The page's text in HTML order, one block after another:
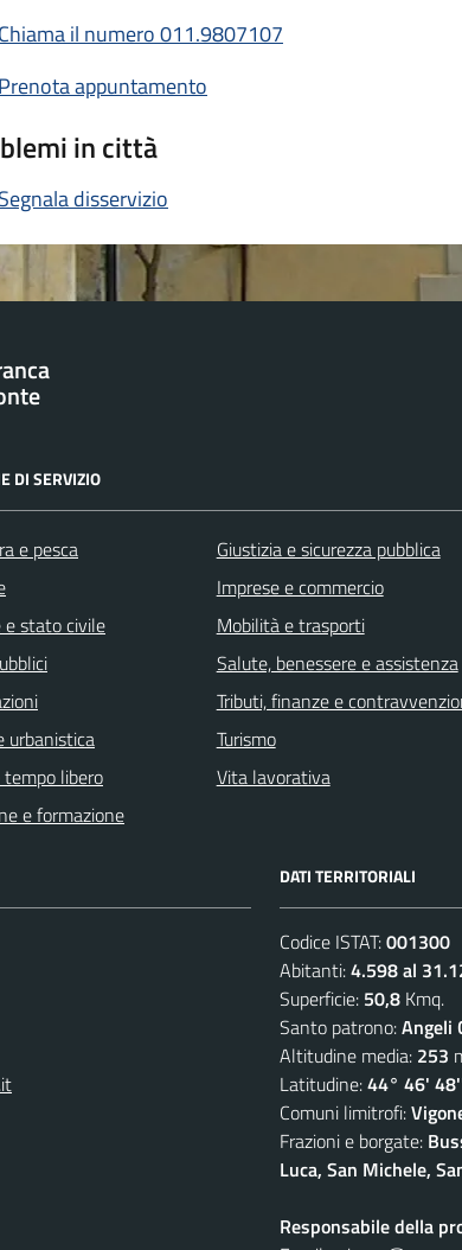
Chiama il numero 011.9807107
Prenota appuntamento
in città
Segnala disservizio
DI SERVIZIO
e pesca
e stato civile
urbanistica
libero
e formazione
Giustizia e sicurezza pubblica
Imprese e commercio
Mobilità e trasporti
Salute, benessere e assistenza
Tributi, finanze e
Turismo
Vita lavorativa
DATI TERRITORIALI
Codice ISTAT:001300
Abitanti:4.598 al
Superficie: 50,8 Kmq.
Santo patrono:Angeli
Altitudine media: 253
Latitudine:44° 46'
Comuni limitrofi:
Frazioni e borgate:
Luca, San Michele,
Responsabile della